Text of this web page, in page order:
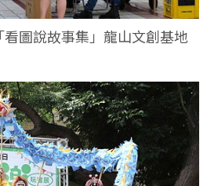
圖說故事集」龍山文創基地